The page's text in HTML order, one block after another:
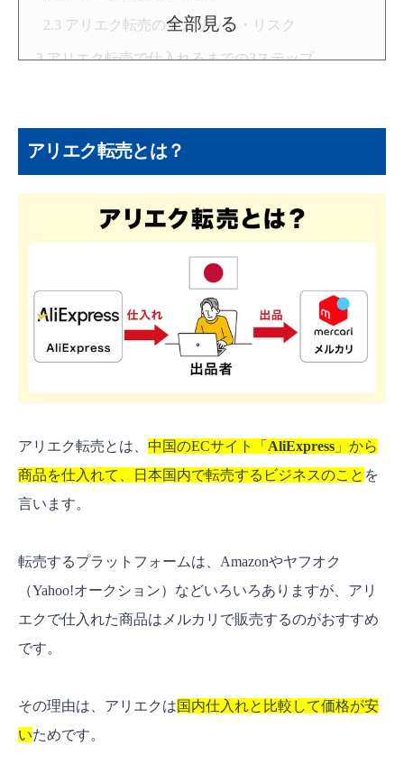
アリエク転売のデメリット・リスク
アリエク転売で仕入れるまでの3ステップ
買えるか調べる
ステップ3：儲かりそうなら仕入れて売る
アリエク転売で失敗しないための3大ポイント
①何が売れる？失敗しない商品リサーチ方法
②偽物・トラブルを避ける！信頼できる出品
者の見極め方
③関税・送料で損しない！コスト管理の基本
アリエク転売のおすすめ商品ジャンル
スマホアクセサリー
アパレル
ペット用品
バッグ・ポーチ
子ども向けおもちゃ
日本の法律に違反する可能性がある商品
全部見る
アリエク転売とは？
アリエク転売とは、 中国のECサイト「 AliExpress 」から
商品を仕入れて、日本国内で転売するビジネスのこと を
言います。
転売するプラットフォームは、Amazonやヤフオク
（Yahoo!オークション）などいろいろありますが、アリ
エクで仕入れた商品はメルカリで販売するのがおすすめ
です。
その理由は、アリエクは国内仕入れと比較して価格が安
いためです。